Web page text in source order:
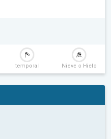
temporal Nieve o Hielo